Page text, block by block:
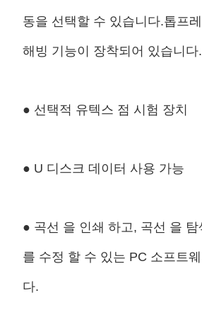
동을 선택할 수 있습니다.톱프
해빙 기능이 장착되어 있습니다
● 선택적 유텍스 점 시험 장치
● U 디스크 데이터 사용 가능
● 곡선 을 인쇄 하고, 곡선 을 탐
를 수정 할 수 있는 PC 소프트
다.